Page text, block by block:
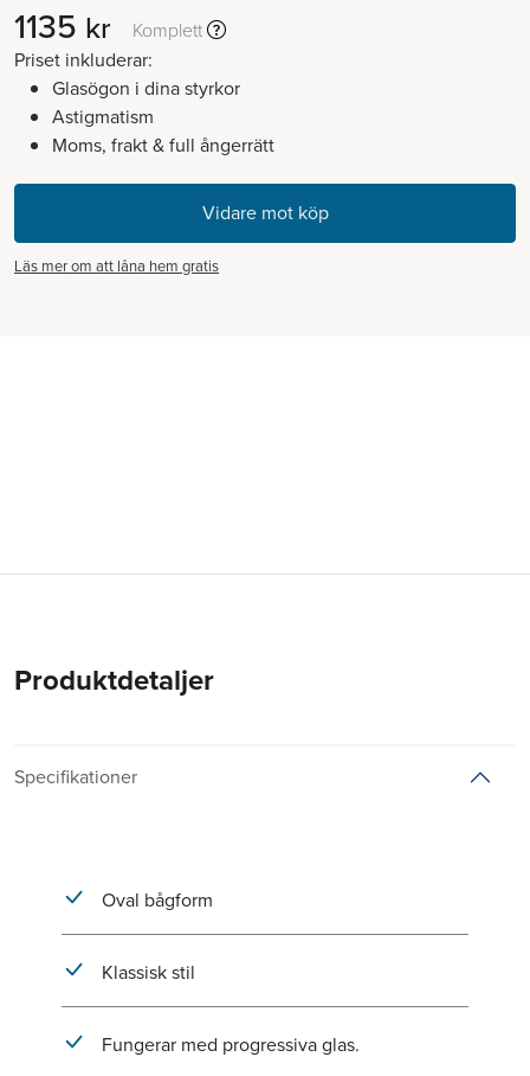
1135 kr
Komplett
Priset inkluderar:
Glasögon i dina styrkor
Astigmatism
Moms, frakt & full ångerrätt
Läs mer om att låna hem gratis
Produktdetaljer
Specifikationer
Oval bågform
Klassisk stil
Fungerar med progressiva glas.